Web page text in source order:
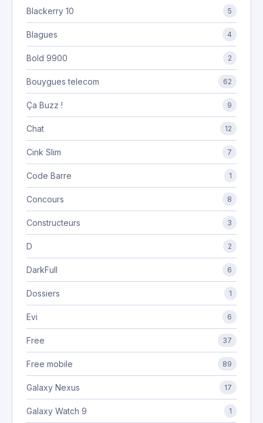
Blackerry 10 5
Blagues 4
Bold 9900 2
Bouygues telecom 62
Ça Buzz ! 9
Chat 12
Cink Slim 7
Code Barre 1
Concours 8
Constructeurs 3
D 2
DarkFull 6
Dossiers 1
Evi 6
Free 37
Free mobile 89
Galaxy Nexus 17
Galaxy Watch 9 1